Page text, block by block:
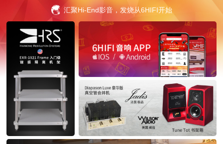
汇聚Hi-End影音，发烧从6HIFI开始